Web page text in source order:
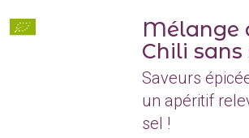
Mélange
Chili sans
Saveurs
un apéritif
sel !